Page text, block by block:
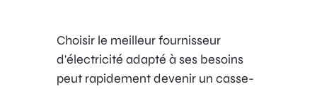
Choisir le meilleur fournisseur
d'électricité adapté à ses besoins
peut rapidement devenir un casse-